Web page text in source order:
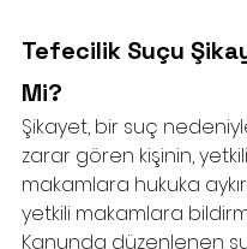
Tefecilik Suçu
Mi?
Şikayet, bir suç
zarar gören kişinin, yetkili
makamlara hukuka
yetkili makamlara
Kanunda düzenlenen